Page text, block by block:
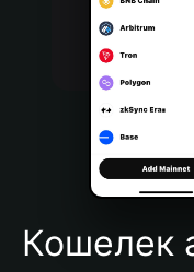
Bahasa Indonesia
Português (Brasil)
Español (Argentina)
Кошелек